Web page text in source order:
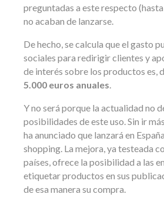
preguntadas a este respecto
no acaban de lanzarse.
De hecho, se calcula que el gasto
sociales para redirigir clientes y
de interés sobre los productos es,
5.000 euros anuales.
Y no será porque la actualidad no
posibilidades de este uso. Sin ir
ha anunciado que lanzará en
shopping. La mejora, ya testeada
países, ofrece la posibilidad a las
etiquetar productos en sus
de esa manera su compra.